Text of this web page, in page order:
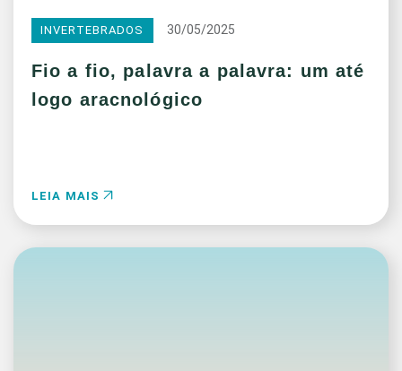
INVERTEBRADOS 30/05/2025
Fio a fio, palavra a palavra: um até
logo aracnológico
LEIA MAIS